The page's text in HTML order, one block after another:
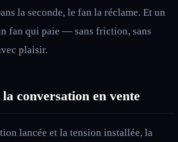
la seconde, le fan la réclame. Et un
fan qui paie — sans friction, sans
plaisir.
conversation en vente
lancée et la tension installée, la